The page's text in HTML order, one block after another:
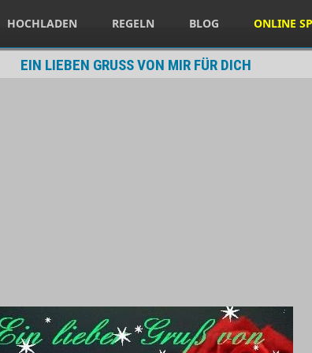
HOCHLADEN REGELN BLOG ONLINE
EIN LIEBEN GRUSS VON MIR FÜR DICH